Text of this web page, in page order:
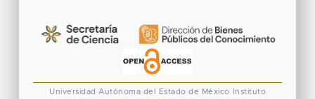
Universidad Autónoma del Estado de México Instituto